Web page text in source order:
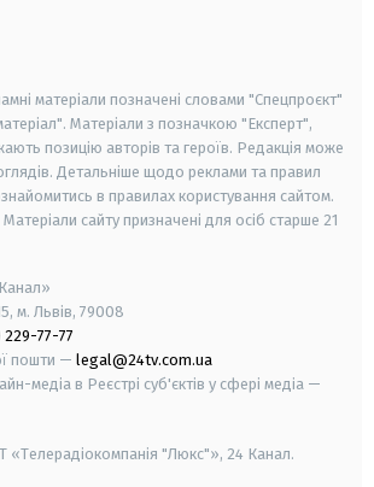
матеріали позначені словами "Спецпроєкт"
Матеріали з позначкою "Експерт",
позицію авторів та героїв. Редакція може
Детальніше щодо реклами та правил
в правилах користування сайтом.
Матеріали сайту призначені для осіб старше 21
м. Львів, 79008
77-77
пошти — legal@24tv.com.ua
медіа в Реєстрі суб'єктів у сфері медіа —
«Телерадіокомпанія "Люкс"», 24 Канал.